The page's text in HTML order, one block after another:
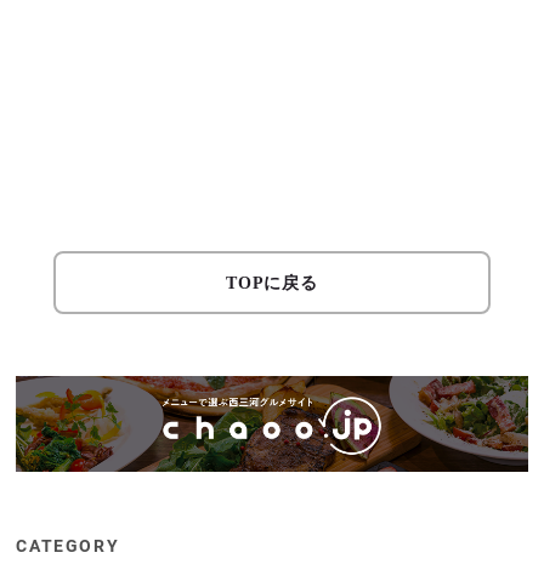
TOPに戻る
CATEGORY